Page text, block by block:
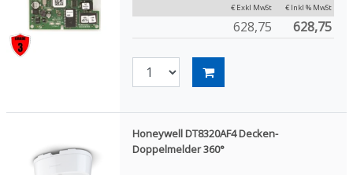
€ Exkl MwSt € Inkl % MwSt
628,75 628,75
Honeywell DT8320AF4 Decken-
Doppelmelder 360°